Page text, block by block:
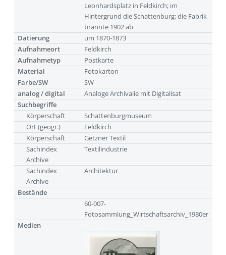
Leonhardsplatz in Feldkirch; im
Hintergrund die Schattenburg; die Fabrik
brannte 1902 ab
Datierung
um 1870-1873
Aufnahmeort
Feldkirch
Aufnahmetyp
Postkarte
Material
Fotokarton
Farbe/SW
SW
analog / digital
Analoge Archivalie mit Digitalisat
Suchbegriffe
Körperschaft
Schattenburgmuseum
Ort (geogr.)
Feldkirch
Körperschaft
Getzner Textil
Sachindex
Archive
Textilindustrie
Sachindex
Archive
Architektur
Bestände
60-007-
Fotosammlung_Wirtschaftsarchiv_1980er
Medien